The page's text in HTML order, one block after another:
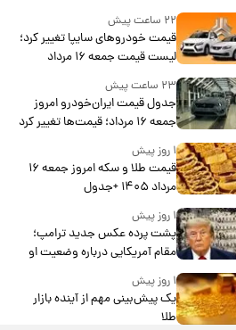
۲۲ ساعت پیش
قیمت خودروهای سایپا تغییر کرد؛
لیست قیمت جمعه ۱۶ مرداد
۲۳ ساعت پیش
جدول قیمت ایران‌خودرو امروز
جمعه ۱۶ مرداد؛ قیمت‌ها تغییر کرد
۱ روز پیش
قیمت طلا و سکه امروز جمعه ۱۶
مرداد ۱۴۰۵ +جدول
۱ روز پیش
پشت پرده عکس جدید ترامپ؛
مقام آمریکایی درباره وضعیت او
چه گفت؟
۱ روز پیش
یک پیش‌بینی مهم از آینده بازار
طلا